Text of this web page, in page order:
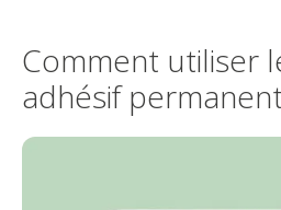
Comment utiliser
adhésif